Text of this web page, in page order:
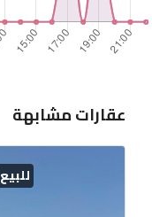
عقارات مشابهة
للبيع